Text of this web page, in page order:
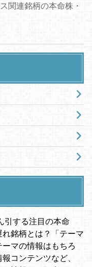
関連銘柄の本命株・
引する注目の本命
銘柄とは？「テーマ
マの情報はもちろ
コンテンツなど、